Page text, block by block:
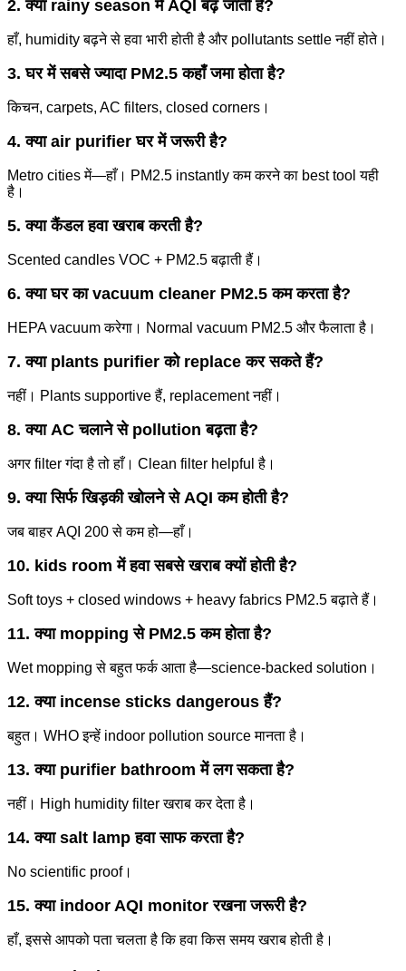
2. क्या rainy season में AQI बढ़ जाती है?
हाँ, humidity बढ़ने से हवा भारी होती है और pollutants settle नहीं होते।
3. घर में सबसे ज्यादा PM2.5 कहाँ जमा होता है?
किचन, carpets, AC filters, closed corners।
4. क्या air purifier घर में जरूरी है?
Metro cities में—हाँ। PM2.5 instantly कम करने का best tool यही
है।
5. क्या कैंडल हवा खराब करती है?
Scented candles VOC + PM2.5 बढ़ाती हैं।
6. क्या घर का vacuum cleaner PM2.5 कम करता है?
HEPA vacuum करेगा। Normal vacuum PM2.5 और फैलाता है।
7. क्या plants purifier को replace कर सकते हैं?
नहीं। Plants supportive हैं, replacement नहीं।
8. क्या AC चलाने से pollution बढ़ता है?
अगर filter गंदा है तो हाँ। Clean filter helpful है।
9. क्या सिर्फ खिड़की खोलने से AQI कम होती है?
जब बाहर AQI 200 से कम हो—हाँ।
10. kids room में हवा सबसे खराब क्यों होती है?
Soft toys + closed windows + heavy fabrics PM2.5 बढ़ाते हैं।
11. क्या mopping से PM2.5 कम होता है?
Wet mopping से बहुत फर्क आता है—science-backed solution।
12. क्या incense sticks dangerous हैं?
बहुत। WHO इन्हें indoor pollution source मानता है।
13. क्या purifier bathroom में लग सकता है?
नहीं। High humidity filter खराब कर देता है।
14. क्या salt lamp हवा साफ करता है?
No scientific proof।
15. क्या indoor AQI monitor रखना जरूरी है?
हाँ, इससे आपको पता चलता है कि हवा किस समय खराब होती है।